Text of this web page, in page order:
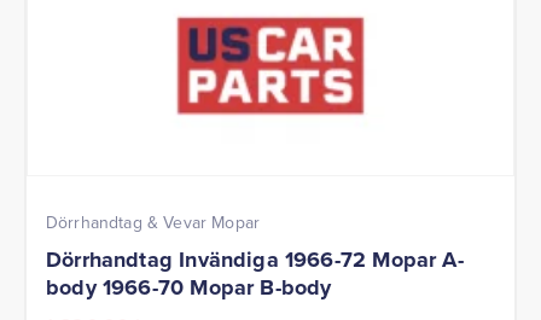
Dörrhandtag & Vevar Mopar
Dörrhandtag Invändiga 1966-72 Mopar A-
body 1966-70 Mopar B-body